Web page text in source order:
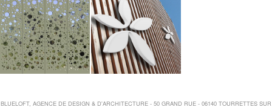
BLUELOFT, AGENCE DE DESIGN & D'ARCHITECTURE - 50 GRAND RUE - 06140 TOURRETTES SUR